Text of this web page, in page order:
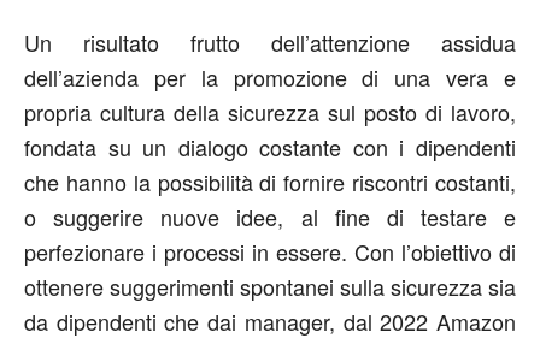
Un risultato frutto dell’attenzione assidua
dell’azienda per la promozione di una vera e
propria cultura della sicurezza sul posto di lavoro,
fondata su un dialogo costante con i dipendenti
che hanno la possibilità di fornire riscontri costanti,
o suggerire nuove idee, al fine di testare e
perfezionare i processi in essere. Con l’obiettivo di
ottenere suggerimenti spontanei sulla sicurezza sia
da dipendenti che dai manager, dal 2022 Amazon